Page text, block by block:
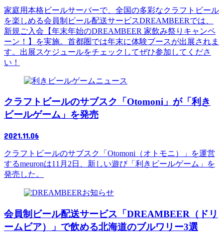
家庭用本格ビールサーバーで、全国の多彩なクラフトビール
を楽しめる会員制ビール配送サービスDREAMBEERでは、
新規ご入会【年末年始のDREAMBEER 家飲み祭りキャンペ
ーン！】を実施。首都圏では年末に体験ブースが出展されま
す。出展スケジュールをチェックしてぜひ参加してくださ
い！
ニュース
クラフトビールのサブスク「Otomoni」が「利き
ビールゲーム」を発売
2021.11.06
クラフトビールのサブスク「Otomoni（オトモニ）」を運営
するmeuronは11月2日、新しい遊び「利きビールゲーム」を
発売した。
お知らせ
会員制ビール配送サービス「DREAMBEER（ドリ
ームビア）」で飲める北海道のブルワリー3選